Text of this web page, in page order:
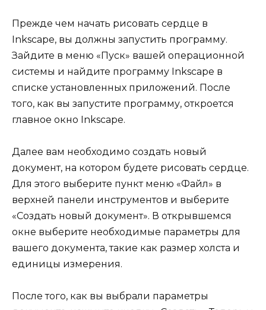
Прежде чем начать рисовать сердце в
Inkscape, вы должны запустить программу.
Зайдите в меню «Пуск» вашей операционной
системы и найдите программу Inkscape в
списке установленных приложений. После
того, как вы запустите программу, откроется
главное окно Inkscape.
Далее вам необходимо создать новый
документ, на котором будете рисовать сердце.
Для этого выберите пункт меню «Файл» в
верхней панели инструментов и выберите
«Создать новый документ». В открывшемся
окне выберите необходимые параметры для
вашего документа, такие как размер холста и
единицы измерения.
После того, как вы выбрали параметры